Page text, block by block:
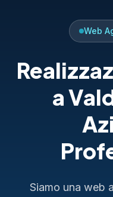
Web
a
Siamo una web